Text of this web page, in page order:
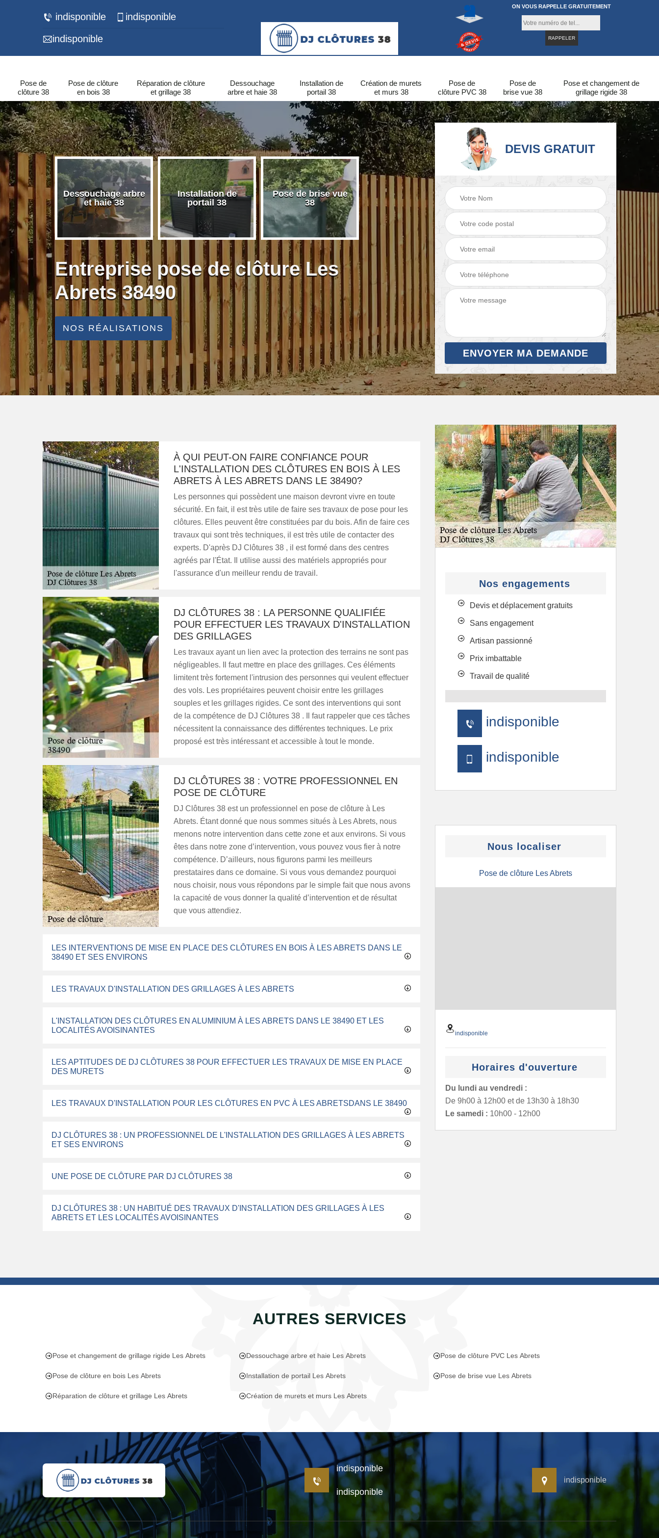
indisponible indisponible
indisponible
ON VOUS RAPPELLE GRATUITEMENT
Pose de
clôture 38
Pose de clôture
en bois 38
Réparation de clôture
et grillage 38
Dessouchage
arbre et haie 38
Installation de
portail 38
Création de murets
et murs 38
Pose de
clôture PVC 38
Pose de
brise vue 38
Pose et changement de
grillage rigide 38
murets
38
Dessouchage arbre
et haie 38
Installation de
portail 38
Pose de brise vue
38
Pose de clôture
PVC 38
Pose de clôture 38
Pose de clôture en
bois 38
Entreprise pose de clôture Les
Abrets 38490
NOS RÉALISATIONS
DEVIS GRATUIT
À QUI PEUT-ON FAIRE CONFIANCE POUR
L'INSTALLATION DES CLÔTURES EN BOIS À LES
ABRETS À LES ABRETS DANS LE 38490?
Les personnes qui possèdent une maison devront vivre en toute
sécurité. En fait, il est très utile de faire ses travaux de pose pour les
clôtures. Elles peuvent être constituées par du bois. Afin de faire ces
travaux qui sont très techniques, il est très utile de contacter des
experts. D'après DJ Clôtures 38 , il est formé dans des centres
agréés par l'État. Il utilise aussi des matériels appropriés pour
l'assurance d'un meilleur rendu de travail.
DJ CLÔTURES 38 : LA PERSONNE QUALIFIÉE
POUR EFFECTUER LES TRAVAUX D'INSTALLATION
DES GRILLAGES
Les travaux ayant un lien avec la protection des terrains ne sont pas
négligeables. Il faut mettre en place des grillages. Ces éléments
limitent très fortement l'intrusion des personnes qui veulent effectuer
des vols. Les propriétaires peuvent choisir entre les grillages
souples et les grillages rigides. Ce sont des interventions qui sont
de la compétence de DJ Clôtures 38 . Il faut rappeler que ces tâches
nécessitent la connaissance des différentes techniques. Le prix
proposé est très intéressant et accessible à tout le monde.
DJ CLÔTURES 38 : VOTRE PROFESSIONNEL EN
POSE DE CLÔTURE
DJ Clôtures 38 est un professionnel en pose de clôture à Les
Abrets. Étant donné que nous sommes situés à Les Abrets, nous
menons notre intervention dans cette zone et aux environs. Si vous
êtes dans notre zone d’intervention, vous pouvez vous fier à notre
compétence. D’ailleurs, nous figurons parmi les meilleurs
prestataires dans ce domaine. Si vous vous demandez pourquoi
nous choisir, nous vous répondons par le simple fait que nous avons
la capacité de vous donner la qualité d’intervention et de résultat
que vous attendiez.
LES INTERVENTIONS DE MISE EN PLACE DES CLÔTURES EN BOIS À LES ABRETS DANS LE
38490 ET SES ENVIRONS
LES TRAVAUX D'INSTALLATION DES GRILLAGES À LES ABRETS
L'INSTALLATION DES CLÔTURES EN ALUMINIUM À LES ABRETS DANS LE 38490 ET LES
LOCALITÉS AVOISINANTES
LES APTITUDES DE DJ CLÔTURES 38 POUR EFFECTUER LES TRAVAUX DE MISE EN PLACE
DES MURETS
LES TRAVAUX D'INSTALLATION POUR LES CLÔTURES EN PVC À LES ABRETSDANS LE 38490
DJ CLÔTURES 38 : UN PROFESSIONNEL DE L'INSTALLATION DES GRILLAGES À LES ABRETS
ET SES ENVIRONS
UNE POSE DE CLÔTURE PAR DJ CLÔTURES 38
DJ CLÔTURES 38 : UN HABITUÉ DES TRAVAUX D'INSTALLATION DES GRILLAGES À LES
ABRETS ET LES LOCALITÉS AVOISINANTES
Nos engagements
Devis et déplacement gratuits
Sans engagement
Artisan passionné
Prix imbattable
Travail de qualité
indisponible
indisponible
Nous localiser
Pose de clôture Les Abrets
indisponible
Horaires d'ouverture
Du lundi au vendredi :
De 9h00 à 12h00 et de 13h30 à 18h30
Le samedi : 10h00 - 12h00
AUTRES SERVICES
Pose et changement de grillage rigide Les Abrets
Pose de clôture en bois Les Abrets
Réparation de clôture et grillage Les Abrets
Dessouchage arbre et haie Les Abrets
Installation de portail Les Abrets
Création de murets et murs Les Abrets
Pose de clôture PVC Les Abrets
Pose de brise vue Les Abrets
indisponible
indisponible
indisponible